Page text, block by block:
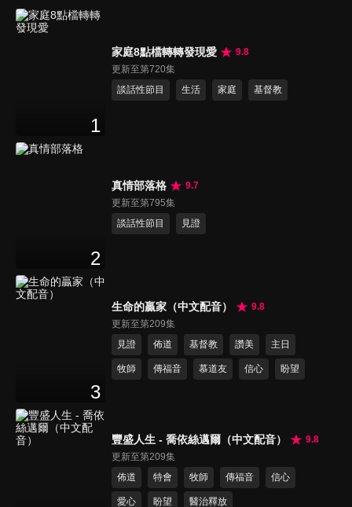
1
家庭8點檔轉轉發現愛
9.8
更新至第720集
談話性節目
生活 家庭 基督教
2
真情部落格
9.7
更新至第795集
談話性節目
見證
3
生命的贏家（中文配音）
9.8
更新至第209集
見證
佈道 基督教 讚美 主日
牧師 傳福音 慕道友 信心 盼望
豐盛人生 - 喬依絲邁爾（中文配音）
9.8
更新至第209集
佈道
特會 牧師 傳福音 信心
愛心 盼望 醫治釋放